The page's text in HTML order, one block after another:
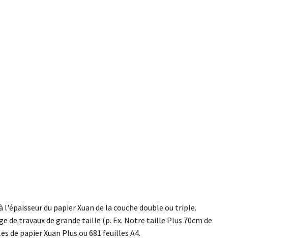
du papier Xuan de la couche double ou triple.
de travaux de grande taille (p. Ex. Notre taille Plus 70cm de
de papier Xuan Plus ou 681 feuilles A4.